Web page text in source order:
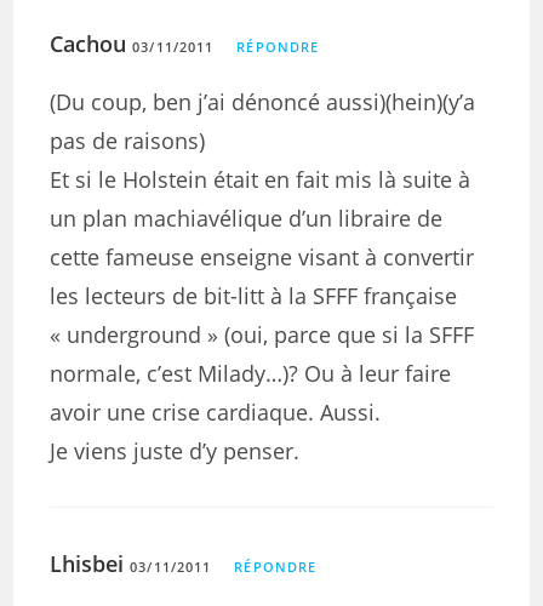
Cachou 03/11/2011 RÉPONDRE
(Du coup, ben j’ai dénoncé aussi)(hein)(y’a
pas de raisons)
Et si le Holstein était en fait mis là suite à
un plan machiavélique d’un libraire de
cette fameuse enseigne visant à convertir
les lecteurs de bit-litt à la SFFF française
« underground » (oui, parce que si la SFFF
normale, c’est Milady…)? Ou à leur faire
avoir une crise cardiaque. Aussi.
Je viens juste d’y penser.
Lhisbei 03/11/2011 RÉPONDRE